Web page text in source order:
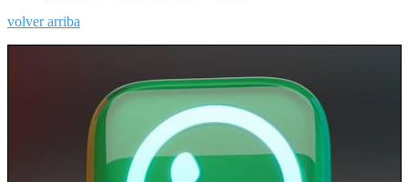
volver arriba